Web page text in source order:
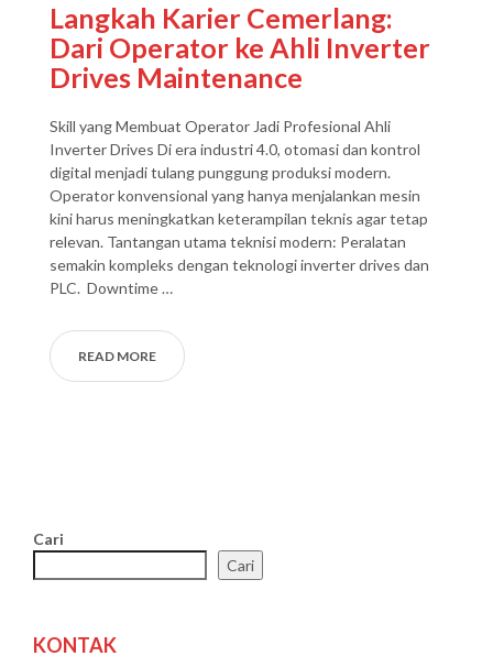
Langkah Karier Cemerlang:
Dari Operator ke Ahli Inverter
Drives Maintenance
Skill yang Membuat Operator Jadi Profesional Ahli
Inverter Drives Di era industri 4.0, otomasi dan kontrol
digital menjadi tulang punggung produksi modern.
Operator konvensional yang hanya menjalankan mesin
kini harus meningkatkan keterampilan teknis agar tetap
relevan. Tantangan utama teknisi modern: Peralatan
semakin kompleks dengan teknologi inverter drives dan
PLC. Downtime …
READ MORE
Cari
Cari
KONTAK